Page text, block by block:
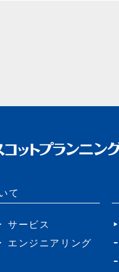
て
サービス
エンジニアリング